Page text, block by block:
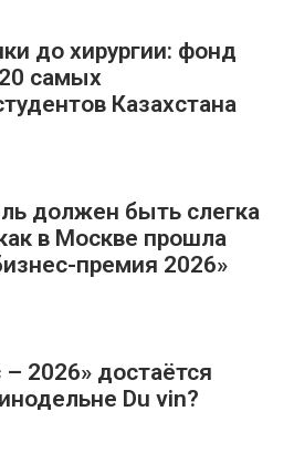
до хирургии: фонд
самых
Казахстана
должен быть слегка
в Москве прошла
премия 2026»
2026» достаётся
Du vin?